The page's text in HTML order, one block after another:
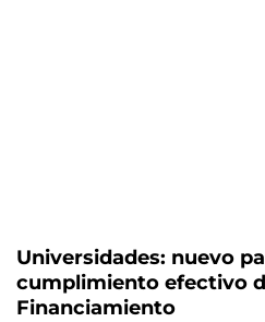
Universidades: nuevo
cumplimiento efectivo
Financiamiento